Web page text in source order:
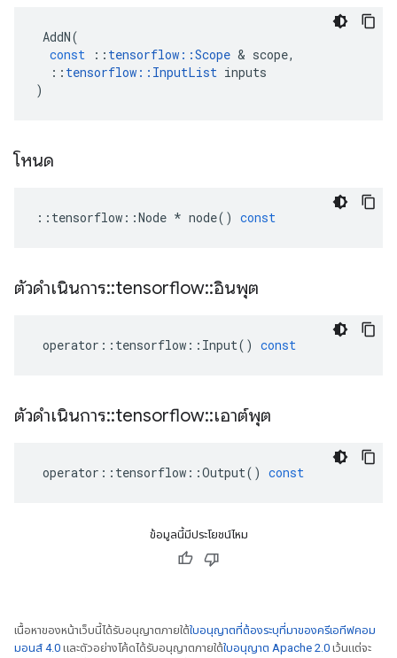
AddN(
const
:: tensorflow ::Scope & scope,
:: tensorflow :: InputList inputs
)
โหนด
:: tensorflow ::Node * node() const
ตัวดำเนินการ::tensorflow::อินพุต
operator :: tensorflow :: Input() const
ตัวดำเนินการ::tensorflow::เอาต์พุต
operator :: tensorflow ::Output() const
ข้อมูลนี้มีประโยชน์ไหม
เนื้อหาของหน้าเว็บนี้ได้รับอนุญาตภายใต้ใบอนุญาตที่ต้องระบุที่มาของครีเอทีฟคอม
มอนส์ 4.0 และตัวอย่างโค้ดได้รับอนุญาตภายใต้ใบอนุญาต Apache 2.0 เว้นแต่จะ